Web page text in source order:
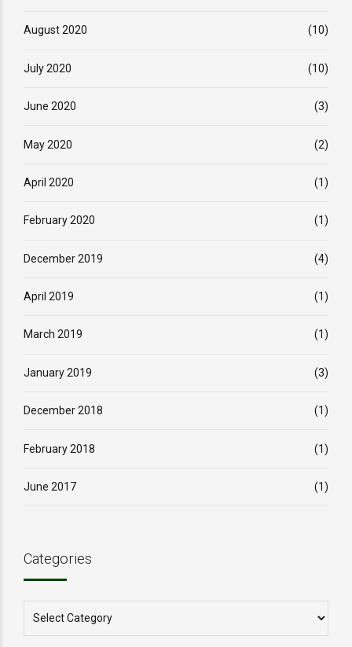
August 2020 (10)
July 2020 (10)
June 2020 (3)
May 2020 (2)
April 2020 (1)
February 2020 (1)
December 2019 (4)
April 2019 (1)
March 2019 (1)
January 2019 (3)
December 2018 (1)
February 2018 (1)
June 2017 (1)
Categories